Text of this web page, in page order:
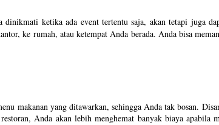
dinikmati ketika ada event tertentu saja, akan tetapi juga
ke rumah, atau ketempat Anda berada. Anda bisa
makanan yang ditawarkan, sehingga Anda tak bosan.
Anda akan lebih menghemat banyak biaya